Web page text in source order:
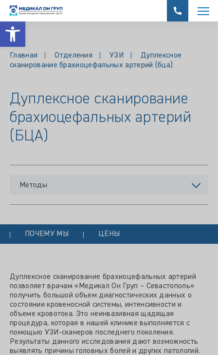
Открыть панель инструментов
Главная Отделения УЗИ
Дуплексное
сканирование брахиоцефальных артерий (бца)
Дуплексное сканирование
брахиоцефальных артерий
(БЦА)
Методы
ПОЧЕМУ МЫ ЦЕНЫ
Дуплексное сканирование брахиоцефальных артерий
позволяет врачам «Медикал Он Груп – Севастополь»
получить большой объем диагностических данных о
состоянии кровеносной системы, интенсивности и
объеме кровотока. Это неинвазивная щадящая
процедура, которая в нашей клинике выполняется с
помощью УЗИ-сканеров последнего поколения.
Результаты данного исследования дают возможность
выявлять причины головных болей и других патологий.